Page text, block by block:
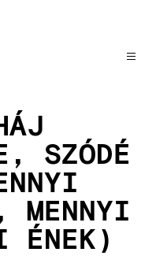
SZÓDÉ
MENNYI
ÉNEK)